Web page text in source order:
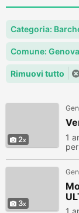
Categoria:
Comune: Genova
Rimuovi tutto
2 1
3
1